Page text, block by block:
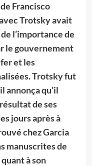
Francisco
Trotsky avait
l’importance de
le gouvernement
et les
Trotsky fut
annonça qu’il
de ses
jours après à
chez Garcia
manuscrites de
à son